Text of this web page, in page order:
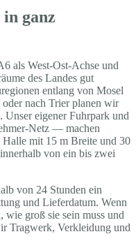
ganz
als West-Ost-Achse und
des Landes gut
entlang von Mosel
nach Trier planen wir
Unser eigener Fuhrpark und
Netz — machen
mit 15 m Breite und 30
von ein bis zwei
von 24 Stunden ein
und Lieferdatum. Wenn
wie groß sie sein muss und
Tragwerk, Verkleidung und